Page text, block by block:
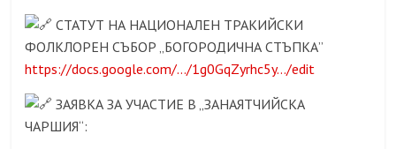
СТАТУТ НА НАЦИОНАЛЕН ТРАКИЙСКИ
ФОЛКЛОРЕН СЪБОР „БОГОРОДИЧНА СТЪПКА”
https://docs.google.com/…/1g0GqZyrhc5y…/edit
ЗАЯВКА ЗА УЧАСТИЕ В „ЗАНАЯТЧИЙСКА
ЧАРШИЯ“: